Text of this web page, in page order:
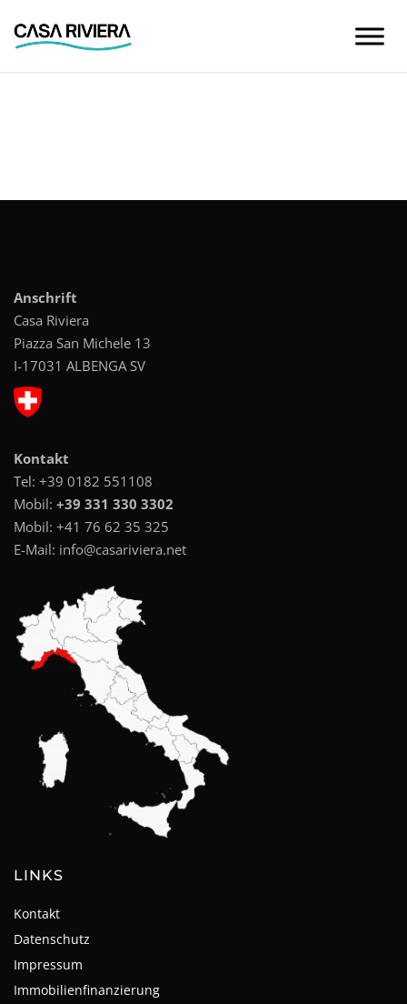
Anschrift
Casa Riviera
Piazza San Michele 13
I-17031 ALBENGA SV
Kontakt
Tel: +39 0182 551108
Mobil: +39 331 330 3302
Mobil: +41 76 62 35 325
E-Mail: info@casariviera.net
LINKS
Kontakt
Datenschutz
Impressum
Immobilienfinanzierung